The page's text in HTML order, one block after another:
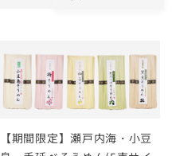
【期間限定】瀬戸内海・小豆